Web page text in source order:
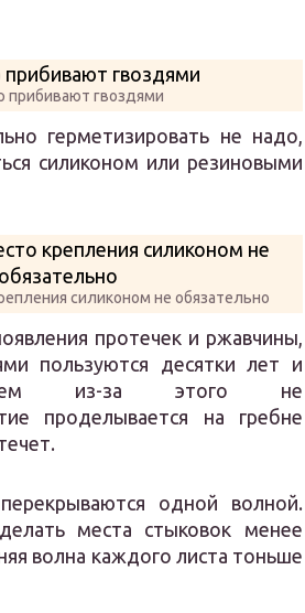
гвоздями
герметизировать не надо,
силиконом или резиновыми
силиконом не обязательно
протечек и ржавчины,
пользуются десятки лет и
из-за этого не
проделывается на гребне
одной волной.
места стыковок менее
волна каждого листа тоньше